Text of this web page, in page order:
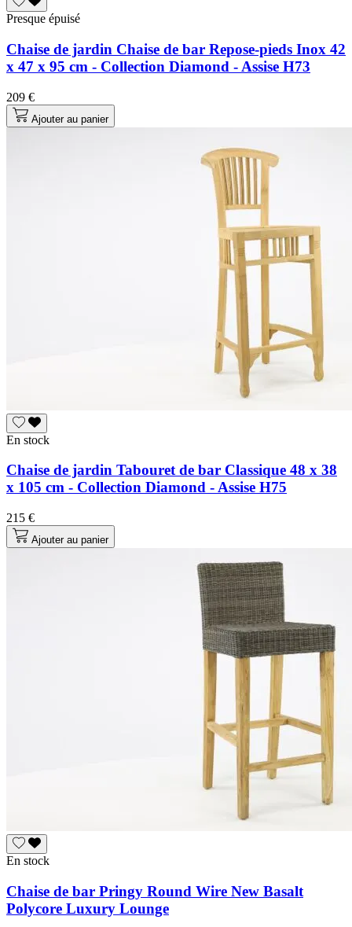
Presque épuisé
Chaise de jardin Chaise de bar Repose-pieds Inox 42
x 47 x 95 cm - Collection Diamond - Assise H73
209 €
Ajouter au panier
En stock
Chaise de jardin Tabouret de bar Classique 48 x 38
x 105 cm - Collection Diamond - Assise H75
215 €
Ajouter au panier
En stock
Chaise de bar Pringy Round Wire New Basalt
Polycore Luxury Lounge